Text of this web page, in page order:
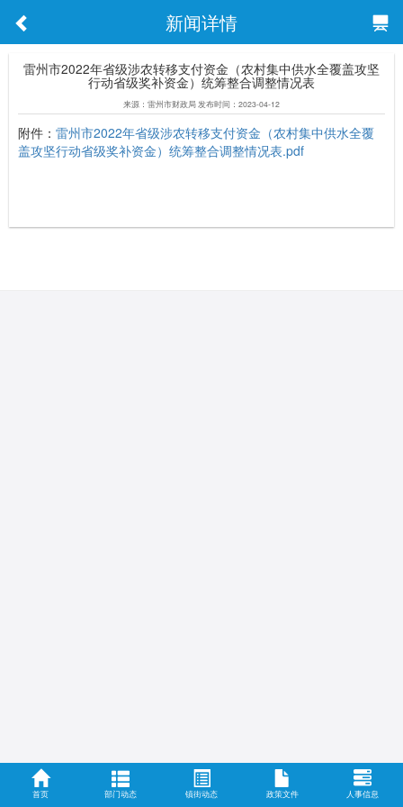
新闻详情
雷州市2022年省级涉农转移支付资金（农村集中供水全覆盖攻坚
行动省级奖补资金）统筹整合调整情况表
来源：雷州市财政局 发布时间：2023-04-12
附件： 雷州市2022年省级涉农转移支付资金（农村集中供水全覆
盖攻坚行动省级奖补资金）统筹整合调整情况表.pdf
首页 部门动态 镇街动态 政策文件 人事信息